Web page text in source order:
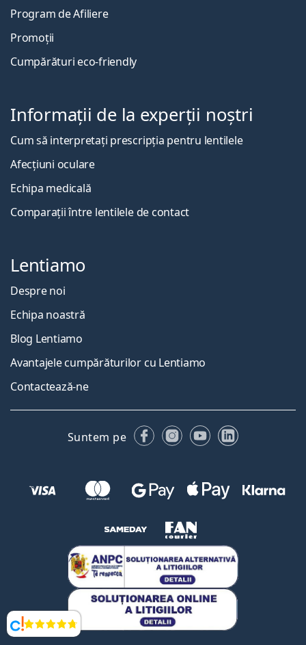
Opinii
Program de Afiliere
Promoții
Cumpărături eco-friendly
Informații de la experții noștri
Cum să interpretați prescripția pentru lentilele
Afecțiuni oculare
Echipa medicală
Comparații între lentilele de contact
Lentiamo
Despre noi
Echipa noastră
Blog Lentiamo
Avantajele cumpărăturilor cu Lentiamo
Contactează-ne
Suntem pe FacebookInstagram
YouTubeLinkedIn